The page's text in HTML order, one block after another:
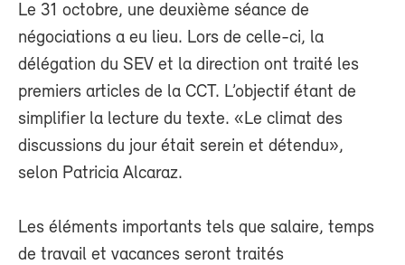
Le 31 octobre, une deuxième séance de
négociations a eu lieu. Lors de celle-ci, la
délégation du SEV et la direction ont traité les
premiers articles de la CCT. L’objectif étant de
simplifier la lecture du texte. «Le climat des
discussions du jour était serein et détendu»,
selon Patricia Alcaraz.
Les éléments importants tels que salaire, temps
de travail et vacances seront traités